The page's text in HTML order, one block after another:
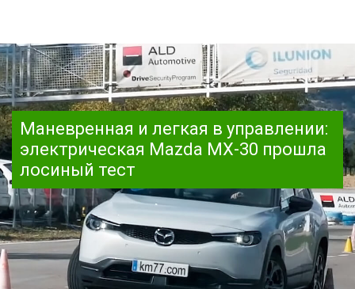
Маневренная и легкая в управлении:
электрическая Mazda MX-30 прошла
лосиный тест